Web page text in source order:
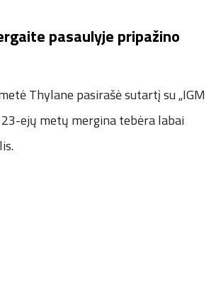
pasaulyje pripažino
Thylane pasirašė sutartį su „IGM
ejų metų mergina tebėra labai